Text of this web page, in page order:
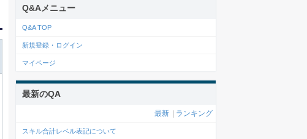
Q&Aメニュー
Q&A TOP
新規登録・ログイン
マイページ
最新のQA
最新 ランキング
スキル合計レベル表記について